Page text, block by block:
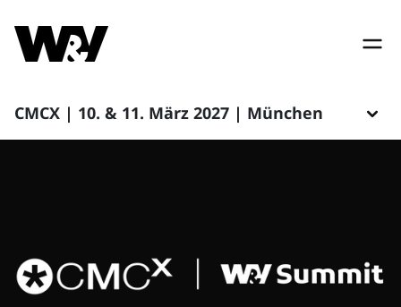
CMCX | 10. & 11. März 2027 | München